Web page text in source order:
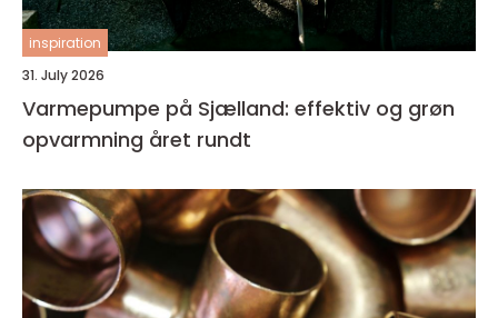
inspiration
31. July 2026
Varmepumpe på Sjælland: effektiv og grøn
opvarmning året rundt